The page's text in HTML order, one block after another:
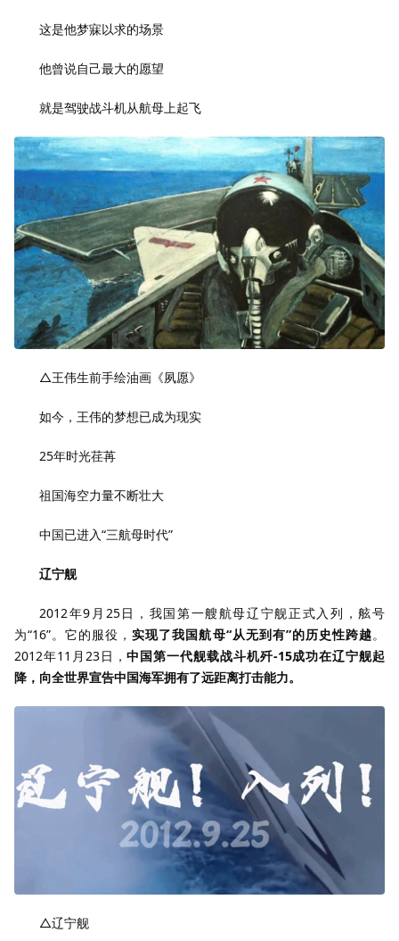
这是他梦寐以求的场景
他曾说自己最大的愿望
就是驾驶战斗机从航母上起飞
△王伟生前手绘油画《夙愿》
如今，王伟的梦想已成为现实
25年时光荏苒
祖国海空力量不断壮大
中国已进入“三航母时代”
辽宁舰
2012年9月25日，我国第一艘航母辽宁舰正式入列，舷号
为“16”。它的服役，实现了我国航母“从无到有”的历史性跨越。
2012年11月23日，中国第一代舰载战斗机歼-15成功在辽宁舰起
降，向全世界宣告中国海军拥有了远距离打击能力。
△辽宁舰